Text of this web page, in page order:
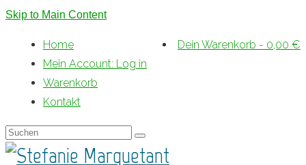
Skip to Main Content
Home
Mein Account: Log in
Warenkorb
Kontakt
Dein Warenkorb - 0,00 €
Suche
nach: